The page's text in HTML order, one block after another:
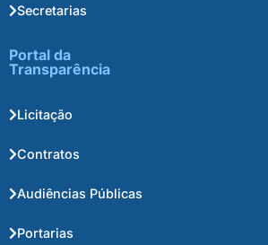
Secretarias
Portal da
Transparência
Licitação
Contratos
Audiências Públicas
Portarias